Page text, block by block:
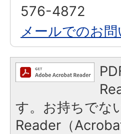
576-4872
メールでのお
す。お持ちでな
Reader（